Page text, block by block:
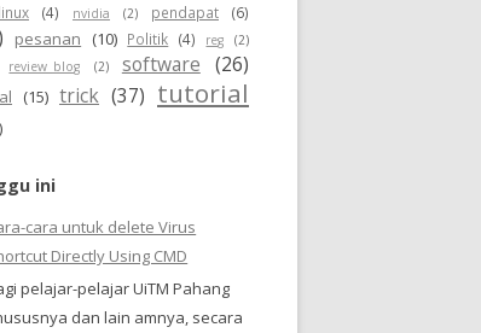
linux (4) nvidia (2) pendapat (6)
pesanan (10) Politik (4) reg (2)
review_blog (2) software (26)
(15) trick (37) tutorial
ini
cara untuk delete Virus
Directly Using CMD
pelajar-pelajar UiTM Pahang
dan lain amnya, secara